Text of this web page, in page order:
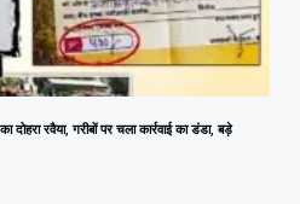
रवैया, गरीबों पर चला कार्रवाई का डंडा, बड़े